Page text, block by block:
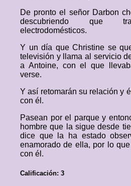
De pronto el señor Darbon
descubriendo que
electrodomésticos.
Y un día que Christine se
televisión y llama al servicio
a Antoine, con el que
verse.
Y así retomarán su relación y
con él.
Pasean por el parque y
hombre que la sigue desde
dice que la ha estado
enamorado de ella, por lo
con él.
Calificación: 3